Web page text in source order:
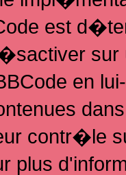
est
sur
en
contr�le